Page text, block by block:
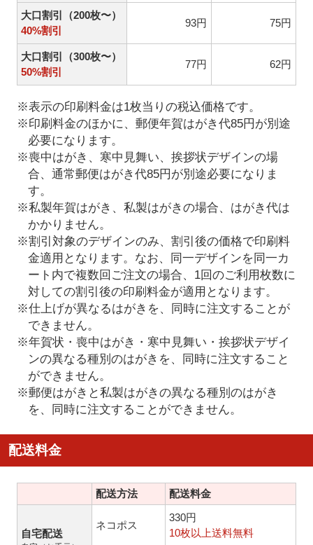
大口割引（200枚〜）
40%割引
93円 75円
大口割引（300枚〜）
50%割引
77円 62円
※表示の印刷料金は1枚当りの税込価格です。
※印刷料金のほかに、郵便年賀はがき代85円が別途
必要になります。
※喪中はがき、寒中見舞い、挨拶状デザインの場
合、通常郵便はがき代85円が別途必要になりま
す。
※私製年賀はがき、私製はがきの場合、はがき代は
かかりません。
※割引対象のデザインのみ、割引後の価格で印刷料
金適用となります。なお、同一デザインを同一カ
ート内で複数回ご注文の場合、1回のご利用枚数に
対しての割引後の印刷料金が適用となります。
※仕上げが異なるはがきを、同時に注文することが
できません。
※年賀状・喪中はがき・寒中見舞い・挨拶状デザイ
ンの異なる種別のはがきを、同時に注文すること
ができません。
※郵便はがきと私製はがきの異なる種別のはがき
を、同時に注文することができません。
配送料金
配送方法 配送料金
自宅配送
ネコポス
330円
10枚以上送料無料